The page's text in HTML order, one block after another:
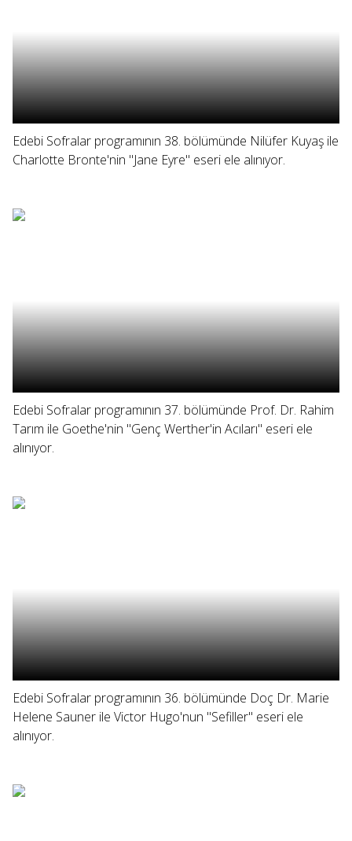
Edebi Sofralar programının 38. bölümünde Nilüfer Kuyaş ile
Charlotte Bronte'nin "Jane Eyre" eseri ele alınıyor.
Edebi Sofralar programının 37. bölümünde Prof. Dr. Rahim
Tarım ile Goethe'nin "Genç Werther'in Acıları" eseri ele
alınıyor.
Edebi Sofralar programının 36. bölümünde Doç Dr. Marie
Helene Sauner ile Victor Hugo'nun "Sefiller" eseri ele
alınıyor.